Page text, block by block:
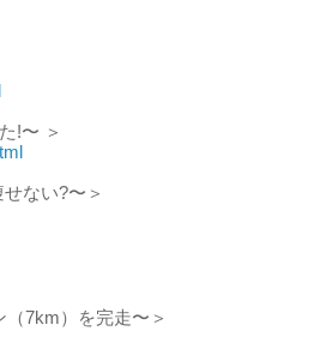
た!〜 ＞
ない?〜＞
（7km）を完走〜＞